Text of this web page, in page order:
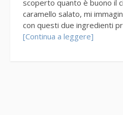
scoperto quanto è buono il
caramello salato, mi
con questi due ingredienti
[Continua a leggere]